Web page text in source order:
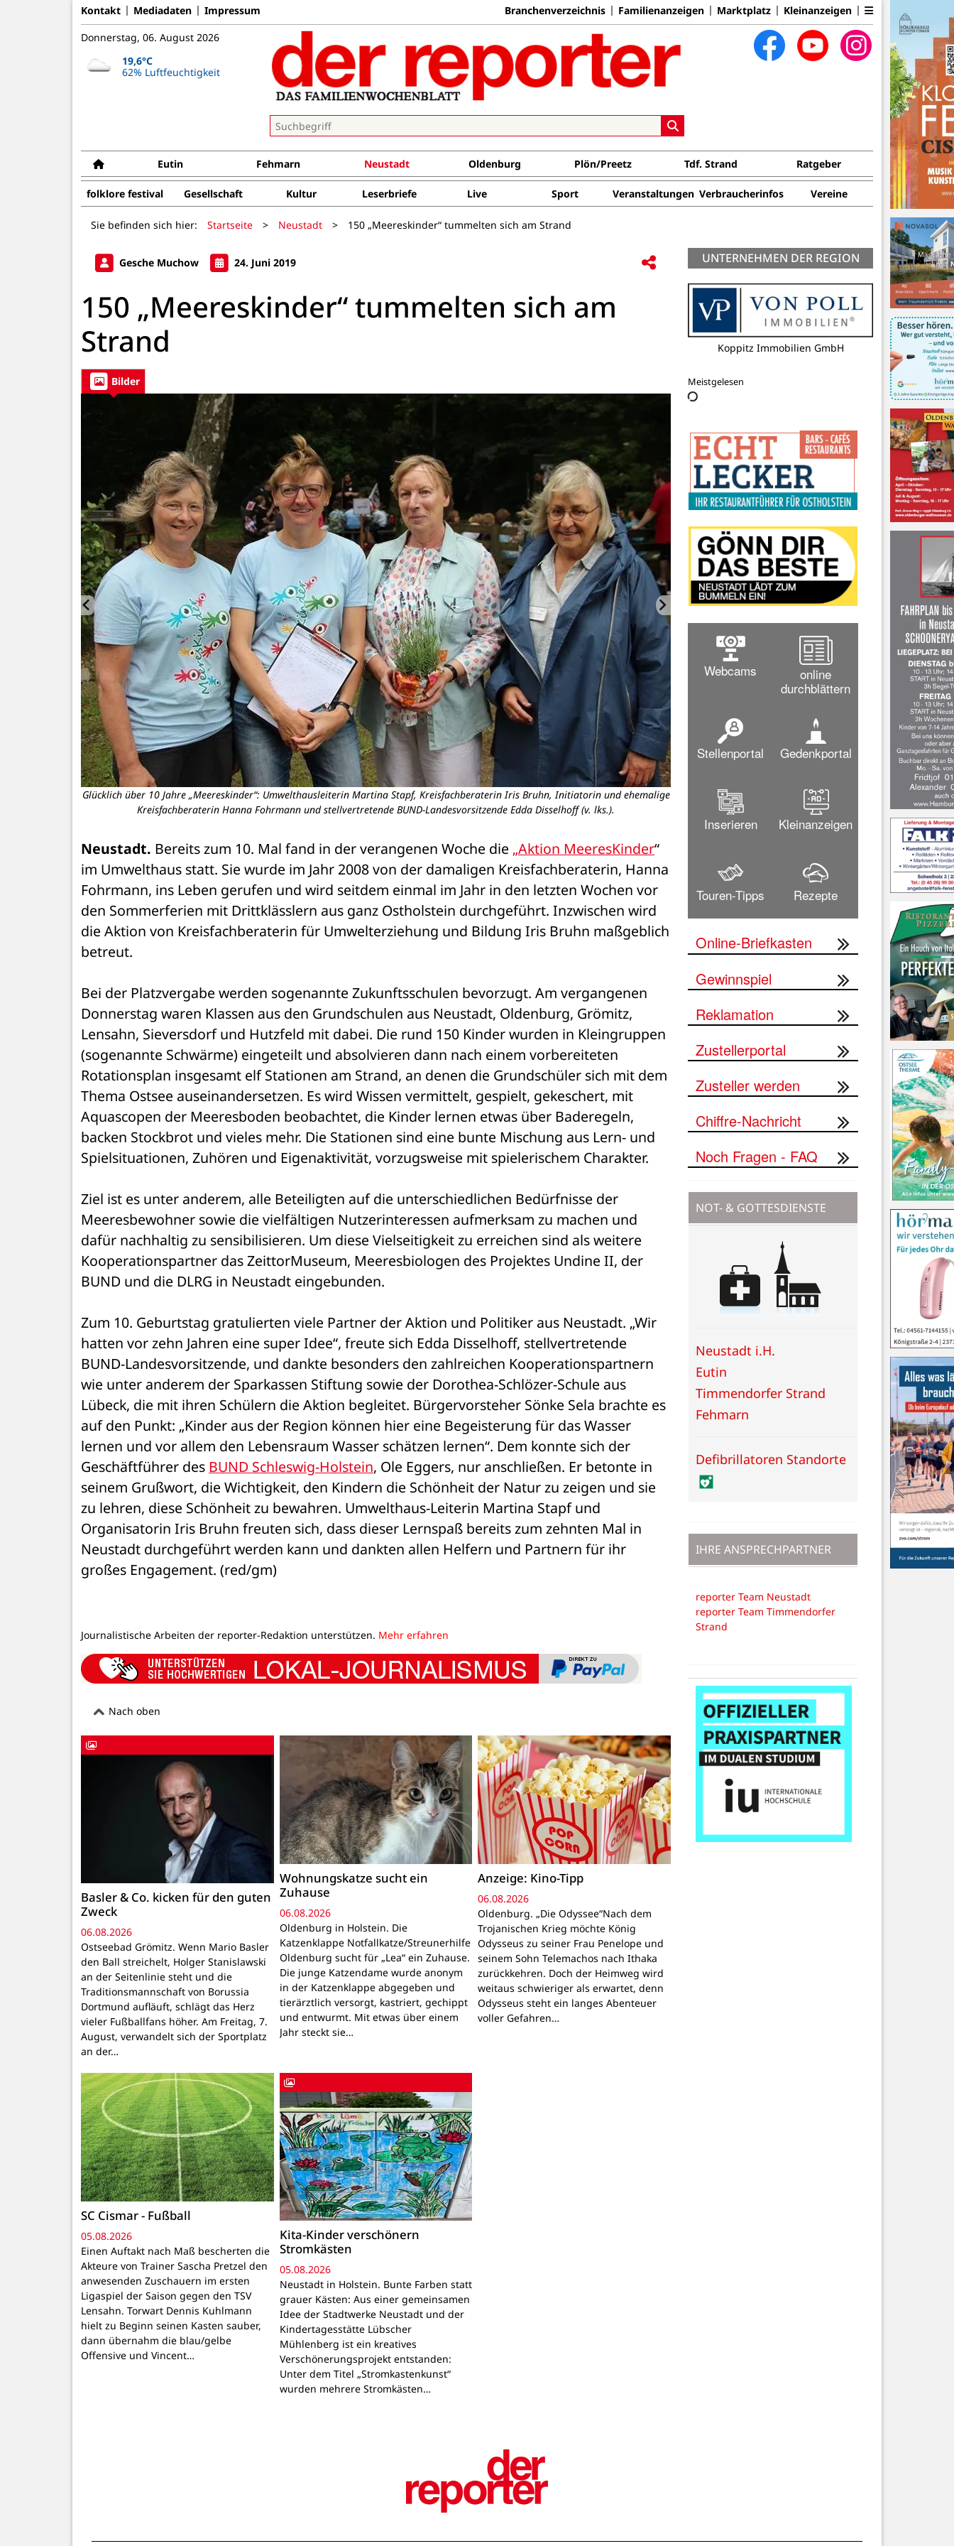
Kontakt Mediadaten Impressum Branchenverzeichnis Familienanzeigen Marktplatz Kleinanzeigen
Donnerstag, 06. August 2026
19,6°C
62% Luftfeuchtigkeit
Eutin Fehmarn Neustadt Oldenburg Plön/Preetz Tdf. Strand Ratgeber
folklore festival Gesellschaft Kultur Leserbriefe Live Sport Veranstaltungen Verbraucherinfos Vereine
Sie befinden sich hier: Startseite > Neustadt > 150 „Meereskinder“ tummelten sich am Strand
Gesche Muchow 24. Juni 2019
150 „Meereskinder“ tummelten sich am
Strand
Bilder
Glücklich über 10 Jahre „Meereskinder“: Umwelthausleiterin Martina Stapf, Kreisfachberaterin Iris Bruhn, Initiatorin und ehemalige
Kreisfachberaterin Hanna Fohrmann und stellvertretende BUND-Landesvorsitzende Edda Disselhoff (v. lks.).
Mit Aquascopen durften die
Neustadt. Bereits zum 10. Mal fand in der verangenen Woche die „Aktion MeeresKinder“
im Umwelthaus statt. Sie wurde im Jahr 2008 von der damaligen Kreisfachberaterin, Hanna
Fohrmann, ins Leben gerufen und wird seitdem einmal im Jahr in den letzten Wochen vor
den Sommerferien mit Drittklässlern aus ganz Ostholstein durchgeführt. Inzwischen wird
die Aktion von Kreisfachberaterin für Umwelterziehung und Bildung Iris Bruhn maßgeblich
betreut.
Bei der Platzvergabe werden sogenannte Zukunftsschulen bevorzugt. Am vergangenen
Donnerstag waren Klassen aus den Grundschulen aus Neustadt, Oldenburg, Grömitz,
Lensahn, Sieversdorf und Hutzfeld mit dabei. Die rund 150 Kinder wurden in Kleingruppen
(sogenannte Schwärme) eingeteilt und absolvieren dann nach einem vorbereiteten
Rotationsplan insgesamt elf Stationen am Strand, an denen die Grundschüler sich mit dem
Thema Ostsee auseinandersetzen. Es wird Wissen vermittelt, gespielt, gekeschert, mit
Aquascopen der Meeresboden beobachtet, die Kinder lernen etwas über Baderegeln,
backen Stockbrot und vieles mehr. Die Stationen sind eine bunte Mischung aus Lern- und
Spielsituationen, Zuhören und Eigenaktivität, vorzugsweise mit spielerischem Charakter.
Ziel ist es unter anderem, alle Beteiligten auf die unterschiedlichen Bedürfnisse der
Meeresbewohner sowie die vielfältigen Nutzerinteressen aufmerksam zu machen und
dafür nachhaltig zu sensibilisieren. Um diese Vielseitigkeit zu erreichen sind als weitere
Kooperationspartner das ZeittorMuseum, Meeresbiologen des Projektes Undine II, der
BUND und die DLRG in Neustadt eingebunden.
Zum 10. Geburtstag gratulierten viele Partner der Aktion und Politiker aus Neustadt. „Wir
hatten vor zehn Jahren eine super Idee“, freute sich Edda Disselhoff, stellvertretende
BUND-Landesvorsitzende, und dankte besonders den zahlreichen Kooperationspartnern
wie unter anderem der Sparkassen Stiftung sowie der Dorothea-Schlözer-Schule aus
Lübeck, die mit ihren Schülern die Aktion begleitet. Bürgervorsteher Sönke Sela brachte es
auf den Punkt: „Kinder aus der Region können hier eine Begeisterung für das Wasser
lernen und vor allem den Lebensraum Wasser schätzen lernen“. Dem konnte sich der
Geschäftführer des BUND Schleswig-Holstein, Ole Eggers, nur anschließen. Er betonte in
seinem Grußwort, die Wichtigkeit, den Kindern die Schönheit der Natur zu zeigen und sie
zu lehren, diese Schönheit zu bewahren. Umwelthaus-Leiterin Martina Stapf und
Organisatorin Iris Bruhn freuten sich, dass dieser Lernspaß bereits zum zehnten Mal in
Neustadt durchgeführt werden kann und dankten allen Helfern und Partnern für ihr
großes Engagement. (red/gm)
Journalistische Arbeiten der reporter-Redaktion unterstützen. Mehr erfahren
Nach oben
Basler & Co. kicken für den guten
Zweck
06.08.2026
Ostseebad Grömitz. Wenn Mario Basler
den Ball streichelt, Holger Stanislawski
an der Seitenlinie steht und die
Traditionsmannschaft von Borussia
Dortmund aufläuft, schlägt das Herz
vieler Fußballfans höher. Am Freitag, 7.
August, verwandelt sich der Sportplatz
an der…
Wohnungskatze sucht ein
Zuhause
06.08.2026
Oldenburg in Holstein. Die
Katzenklappe Notfallkatze/Streunerhilfe
Oldenburg sucht für „Lea“ ein Zuhause.
Die junge Katzendame wurde anonym
in der Katzenklappe abgegeben und
tierärztlich versorgt, kastriert, gechippt
und entwurmt. Mit etwas über einem
Jahr steckt sie…
Anzeige: Kino-Tipp
06.08.2026
Oldenburg. „Die Odyssee“Nach dem
Trojanischen Krieg möchte König
Odysseus zu seiner Frau Penelope und
seinem Sohn Telemachos nach Ithaka
zurückkehren. Doch der Heimweg wird
weitaus schwieriger als erwartet, denn
Odysseus steht ein langes Abenteuer
voller Gefahren…
SC Cismar - Fußball
05.08.2026
Einen Auftakt nach Maß bescherten die
Akteure von Trainer Sascha Pretzel den
anwesenden Zuschauern im ersten
Ligaspiel der Saison gegen den TSV
Lensahn. Torwart Dennis Kuhlmann
hielt zu Beginn seinen Kasten sauber,
dann übernahm die blau/gelbe
Offensive und Vincent…
Kita-Kinder verschönern
Stromkästen
05.08.2026
Neustadt in Holstein. Bunte Farben statt
grauer Kästen: Aus einer gemeinsamen
Idee der Stadtwerke Neustadt und der
Kindertagesstätte Lübscher
Mühlenberg ist ein kreatives
Verschönerungsprojekt entstanden:
Unter dem Titel „Stromkastenkunst“
wurden mehrere Stromkästen…
UNTERNEHMEN DER REGION
Kultur Gut Hasselburg
Meistgelesen
Webcams
online
durchblättern
Stellenportal Gedenkportal
Inserieren Kleinanzeigen
Touren-Tipps Rezepte
Online-Briefkasten
Gewinnspiel
Reklamation
Zustellerportal
Zusteller werden
Chiffre-Nachricht
Noch Fragen - FAQ
NOT- & GOTTESDIENSTE
Neustadt i.H.
Eutin
Timmendorfer Strand
Fehmarn
Defibrillatoren Standorte
IHRE ANSPRECHPARTNER
reporter Team Neustadt
reporter Team Timmendorfer
Strand